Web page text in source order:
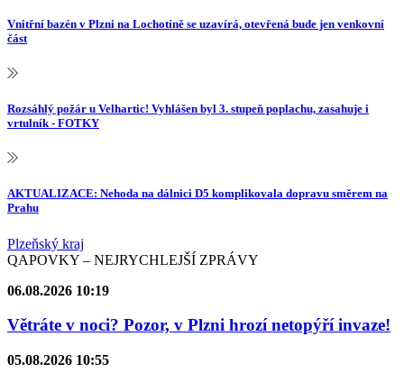
Vnitřní bazén v Plzni na Lochotíně se uzavírá, otevřená bude jen venkovní
část
Rozsáhlý požár u Velhartic! Vyhlášen byl 3. stupeň poplachu, zasahuje i
vrtulník - FOTKY
AKTUALIZACE: Nehoda na dálnici D5 komplikovala dopravu směrem na
Prahu
Plzeňský kraj
QAPOVKY – NEJRYCHLEJŠÍ ZPRÁVY
06.08.2026 10:19
Větráte v noci? Pozor, v Plzni hrozí netopýří invaze!
05.08.2026 10:55